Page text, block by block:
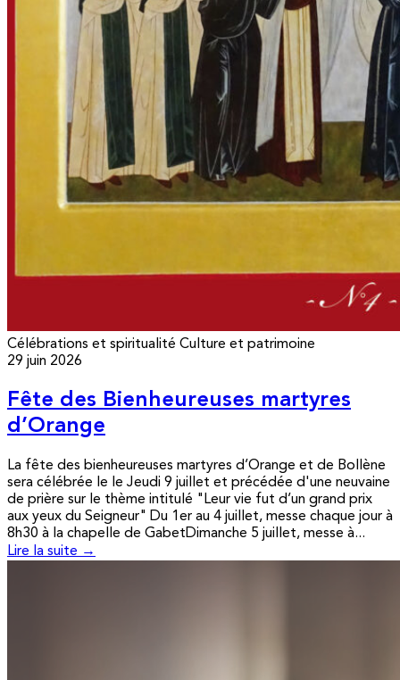
Célébrations et spiritualité Culture et patrimoine
29 juin 2026
Fête des Bienheureuses martyres
d’Orange
La fête des bienheureuses martyres d’Orange et de Bollène
sera célébrée le le Jeudi 9 juillet et précédée d'une neuvaine
de prière sur le thème intitulé "Leur vie fut d’un grand prix
aux yeux du Seigneur" Du 1er au 4 juillet, messe chaque jour à
8h30 à la chapelle de GabetDimanche 5 juillet, messe à...
Lire la suite →